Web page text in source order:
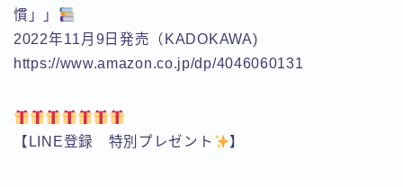
慣」」
2022年11月9日発売（KADOKAWA)
https://www.amazon.co.jp/dp/4046060131
【LINE登録 特別プレゼント 】